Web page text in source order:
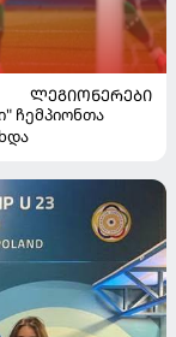
ᲚᲔᲒᲘᲝᲜᲔᲠᲔᲑᲘ
ჩემპიონთა